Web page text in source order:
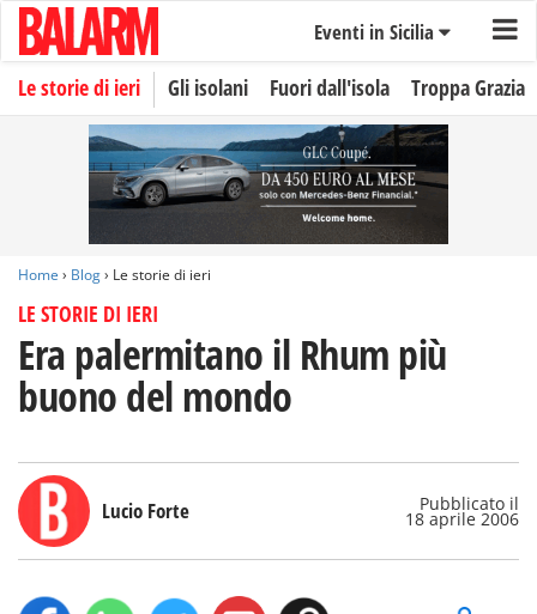
Eventi in Sicilia
Le storie di ieri Gli isolani Fuori dall'isola Troppa Grazia
Home › Blog› Le storie di ieri
LE STORIE DI IERI
Era palermitano il Rhum più
buono del mondo
Lucio Forte Pubblicato il
18 aprile 2006